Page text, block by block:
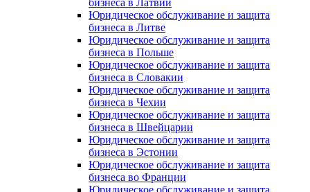
Юридическое обслуживание и защита
бизнеса в Литве
Юридическое обслуживание и защита
бизнеса в Польше
Юридическое обслуживание и защита
бизнеса в Словакии
Юридическое обслуживание и защита
бизнеса в Чехии
Юридическое обслуживание и защита
бизнеса в Швейцарии
Юридическое обслуживание и защита
бизнеса в Эстонии
Юридическое обслуживание и защита
бизнеса во Франции
Юридическое обслуживание и защита